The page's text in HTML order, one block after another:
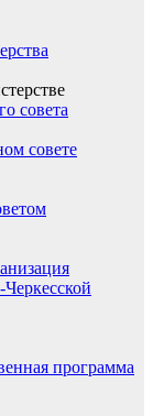
совета
совете
программа